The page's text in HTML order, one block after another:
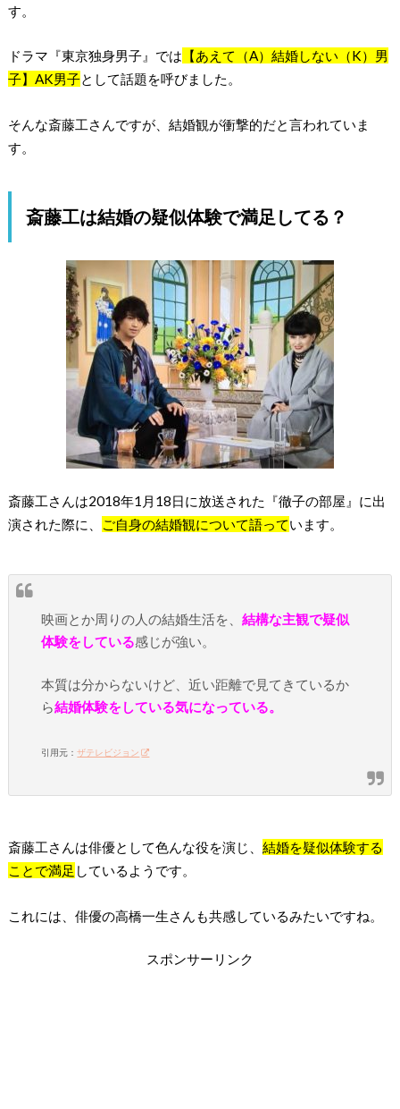
す。
ドラマ『東京独身男子』では 【あえて（A）結婚しない（K）男
子】AK男子として話題を呼びました。
そんな斎藤工さんですが、結婚観が衝撃的だと言われていま
す。
斎藤工は結婚の疑似体験で満足してる？
斎藤工さんは2018年1月18日に放送された『徹子の部屋』に出
演された際に、
ご自身の結婚観について語っています。
映画とか周りの人の結婚生活を、結構な主観で疑似
体験をしている感じが強い。
本質は分からないけど、近い距離で見てきているか
ら結婚体験をしている気になっている。
引用元：ザテレビジョン
斎藤工さんは俳優として色んな役を演じ、 結婚を疑似体験する
ことで満足 しているようです。
これには、俳優の高橋一生さんも共感しているみたいですね。
スポンサーリンク